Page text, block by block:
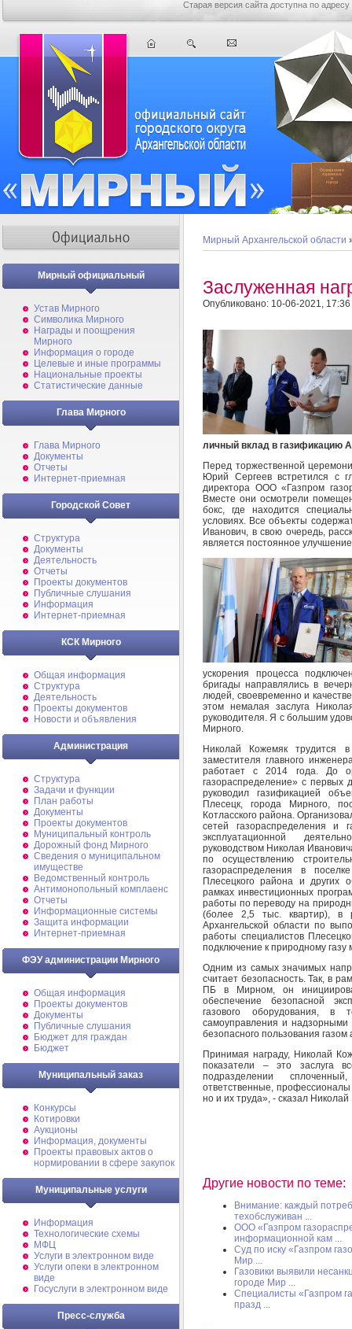
Старая версия сайта доступна по адресу
Мирный официальный
Устав Мирного
Символика Мирного
Награды и поощрения
Мирного
Информация о городе
Целевые и иные программы
Национальные проекты
Статистические данные
Глава Мирного
Глава Мирного
Документы
Отчеты
Интернет-приемная
Городской Совет
Структура
Документы
Деятельность
Отчеты
Проекты документов
Публичные слушания
Информация
Интернет-приемная
КСК Мирного
Общая информация
Структура
Деятельность
Проекты документов
Новости и объявления
Администрация
Структура
Задачи и функции
План работы
Документы
Проекты документов
Муниципальный контроль
Дорожный фонд Мирного
Cведения о муниципальном
имуществе
Ведомственный контроль
Антимонопольный комплаенс
Отчеты
Информационные системы
Защита информации
Интернет-приемная
ФЭУ администрации Мирного
Общая информация
Проекты документов
Документы
Публичные слушания
Бюджет для граждан
Бюджет
Муниципальный заказ
Конкурсы
Котировки
Аукционы
Информация, документы
Проекты правовых актов о
нормировании в сфере закупок
Муниципальные услуги
Информация
Технологические схемы
МФЦ
Услуги в электронном виде
Услуги опеки в электронном
виде
Госуслуги в электронном виде
Пресс-служба
Мирный Архангельской области
Заслуженная
Опубликовано: 10-06-2021, 17:36
личный вклад в газификацию
Перед торжественной
Юрий Сергеев встретился с
директора ООО «Газпром
Вместе они осмотрели
бокс, где находится
условиях. Все объекты
Иванович, в свою очередь,
является постоянное
ускорения процесса
бригады направлялись в
людей, своевременно и
этом немалая заслуга
руководителя. Я с большим
Мирного.
Николай Кожемяк трудится
заместителя главного
работает с 2014 года. До
газораспределение» с первых
руководил газификацией
Плесецк, города Мирного,
Котласского района.
сетей газораспределения и
эксплуатационной
руководством Николая
по осуществлению
газораспределения в
Плесецкого района и других
рамках инвестиционных
работы по переводу на
(более 2,5 тыс. квартир), в
Архангельской области по
работы специалистов
подключение к природному
Одним из самых значимых
считает безопасность. Так, в
ПБ в Мирном, он
обеспечение безопасной
газового оборудования, в
самоуправления и надзорными
безопасного пользования
Принимая награду, Николай
показатели – это заслуга
подразделении
ответственные, профессионалы
но и их труда», - сказал
Другие новости по теме:
Внимание: каждый
техобслуживан ...
ООО «Газпром
информационной кам ...
Суд по иску «Газпром
Мир ...
Газовики выявили
городе Мир ...
Специалисты «Газпром
празд ...